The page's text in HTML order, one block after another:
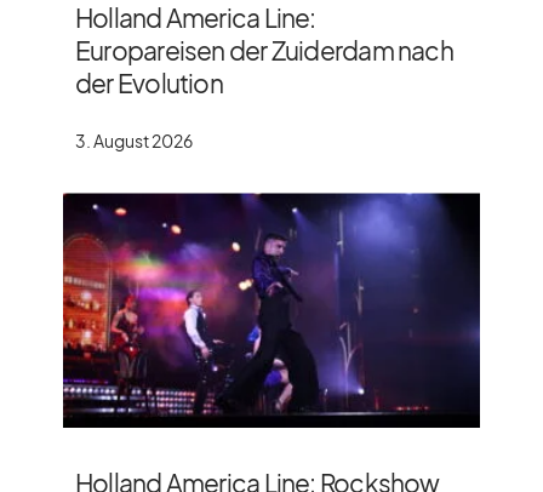
Holland America Line:
Europareisen der Zuiderdam nach
der Evolution
3. August 2026
Holland America Line: Rockshow